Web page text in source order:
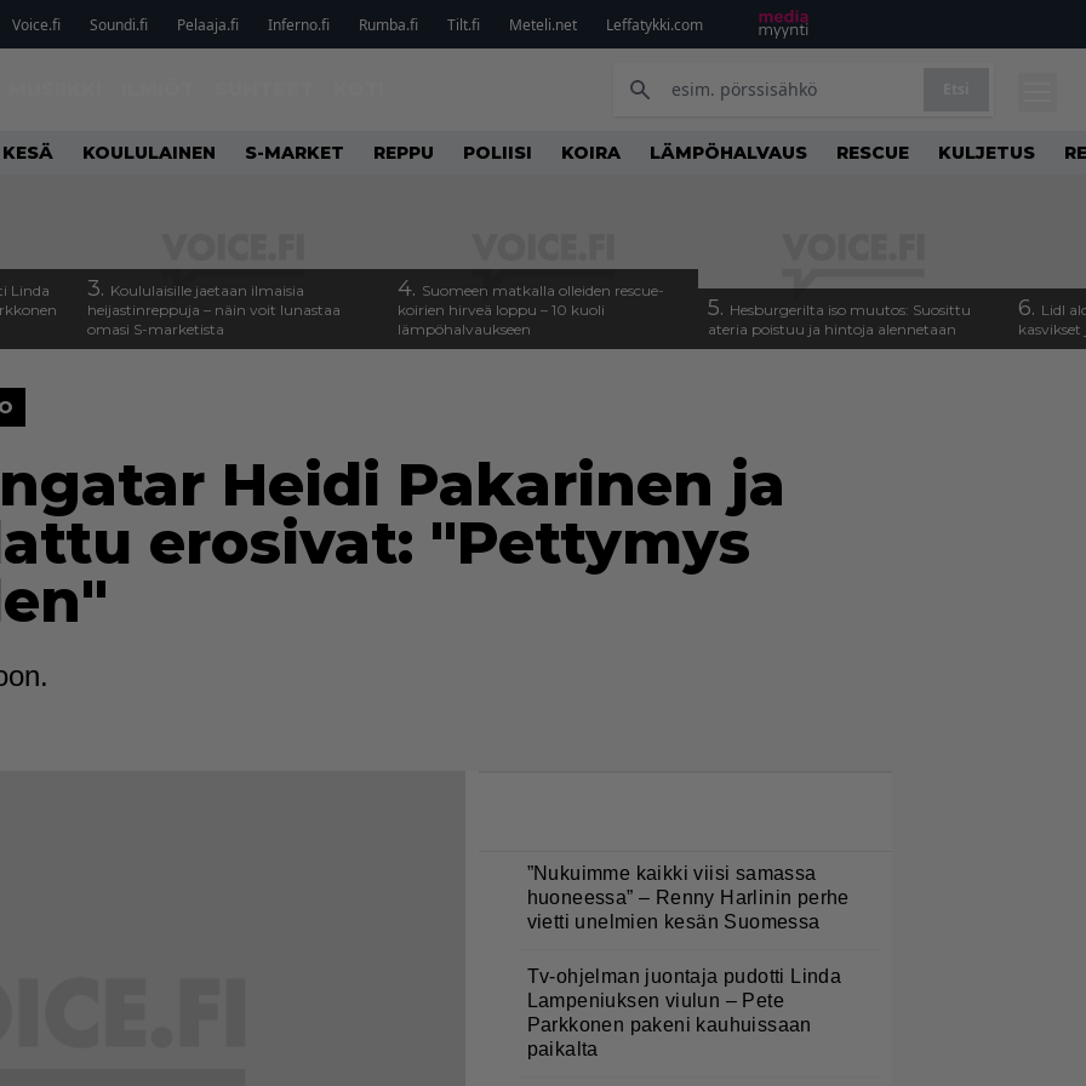
Voice.fi Soundi.fi Pelaaja.fi Inferno.fi Rumba.fi Tilt.fi Meteli.net Leffatykki.com
KOULULAINEN S-MARKET REPPU POLIISI KOIRA LÄMPÖHALVAUS RESCUE KULJETUS
Linda
3. Koululaisille jaetaan ilmaisia
heijastinreppuja – näin voit lunastaa
omasi S-marketista
4. Suomeen matkalla olleiden rescue-
koirien hirveä loppu – 10 kuoli
lämpöhalvaukseen
5. Hesburgerilta iso muutos: Suosittu
ateria poistuu ja hintoja alennetaan
6. Lidl
Heidi Pakarinen ja
erosivat: "Pettymys
”Nukuimme kaikki viisi samassa
huoneessa” – Renny Harlinin perhe
vietti unelmien kesän Suomessa
Tv-ohjelman juontaja pudotti Linda
Lampeniuksen viulun – Pete
Parkkonen pakeni kauhuissaan
paikalta